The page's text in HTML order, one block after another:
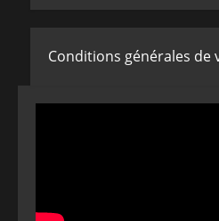
Conditions générales de